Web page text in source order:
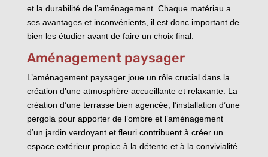
et la durabilité de l’aménagement. Chaque matériau a
ses avantages et inconvénients, il est donc important de
bien les étudier avant de faire un choix final.
Aménagement paysager
L’aménagement paysager joue un rôle crucial dans la
création d’une atmosphère accueillante et relaxante. La
création d’une terrasse bien agencée, l’installation d’une
pergola pour apporter de l’ombre et l’aménagement
d’un jardin verdoyant et fleuri contribuent à créer un
espace extérieur propice à la détente et à la convivialité.